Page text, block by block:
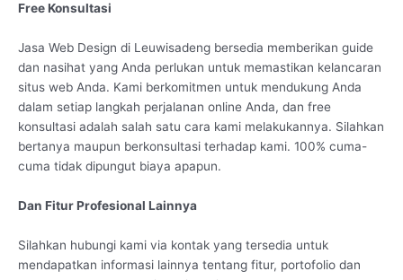
Free Konsultasi
Jasa Web Design di Leuwisadeng bersedia memberikan guide
dan nasihat yang Anda perlukan untuk memastikan kelancaran
situs web Anda. Kami berkomitmen untuk mendukung Anda
dalam setiap langkah perjalanan online Anda, dan free
konsultasi adalah salah satu cara kami melakukannya. Silahkan
bertanya maupun berkonsultasi terhadap kami. 100% cuma-
cuma tidak dipungut biaya apapun.
Dan Fitur Profesional Lainnya
Silahkan hubungi kami via kontak yang tersedia untuk
mendapatkan informasi lainnya tentang fitur, portofolio dan